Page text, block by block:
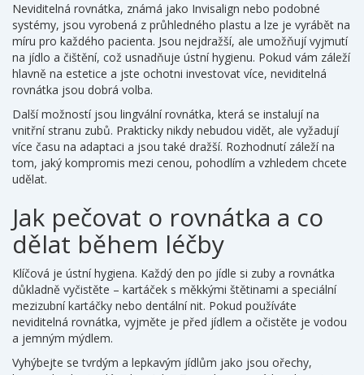
Neviditelná rovnátka, známá jako Invisalign nebo podobné
systémy, jsou vyrobená z průhledného plastu a lze je vyrábět na
míru pro každého pacienta. Jsou nejdražší, ale umožňují vyjmutí
na jídlo a čištění, což usnadňuje ústní hygienu. Pokud vám záleží
hlavně na estetice a jste ochotni investovat více, neviditelná
rovnátka jsou dobrá volba.
Další možností jsou lingvální rovnátka, která se instalují na
vnitřní stranu zubů. Prakticky nikdy nebudou vidět, ale vyžadují
více času na adaptaci a jsou také dražší. Rozhodnutí záleží na
tom, jaký kompromis mezi cenou, pohodlím a vzhledem chcete
udělat.
Jak pečovat o rovnátka a co
dělat během léčby
Klíčová je ústní hygiena. Každý den po jídle si zuby a rovnátka
důkladně vyčistěte – kartáček s měkkými štětinami a speciální
mezizubní kartáčky nebo dentální nit. Pokud používáte
neviditelná rovnátka, vyjměte je před jídlem a očistěte je vodou
a jemným mýdlem.
Vyhýbejte se tvrdým a lepkavým jídlům jako jsou ořechy,